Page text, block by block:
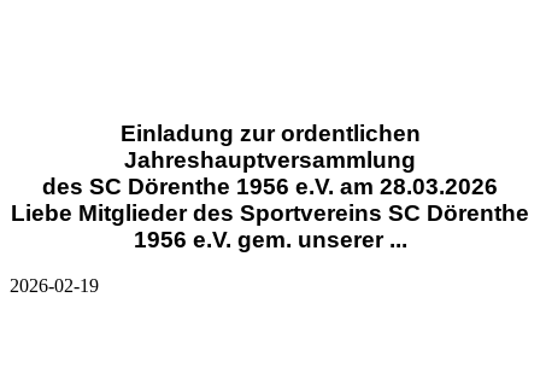
Einladung zur ordentlichen
Jahreshauptversammlung
des SC Dörenthe 1956 e.V. am 28.03.2026
Liebe Mitglieder des Sportvereins SC Dörenthe
1956 e.V. gem. unserer ...
2026-02-19